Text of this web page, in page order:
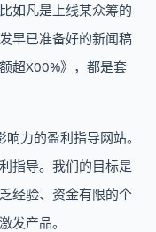
如凡是上线某众筹的
早已准备好的新闻稿
超X00%》，都是套
力的盈利指导网站。
指导。我们的目标是
经验、资金有限的个
发产品。